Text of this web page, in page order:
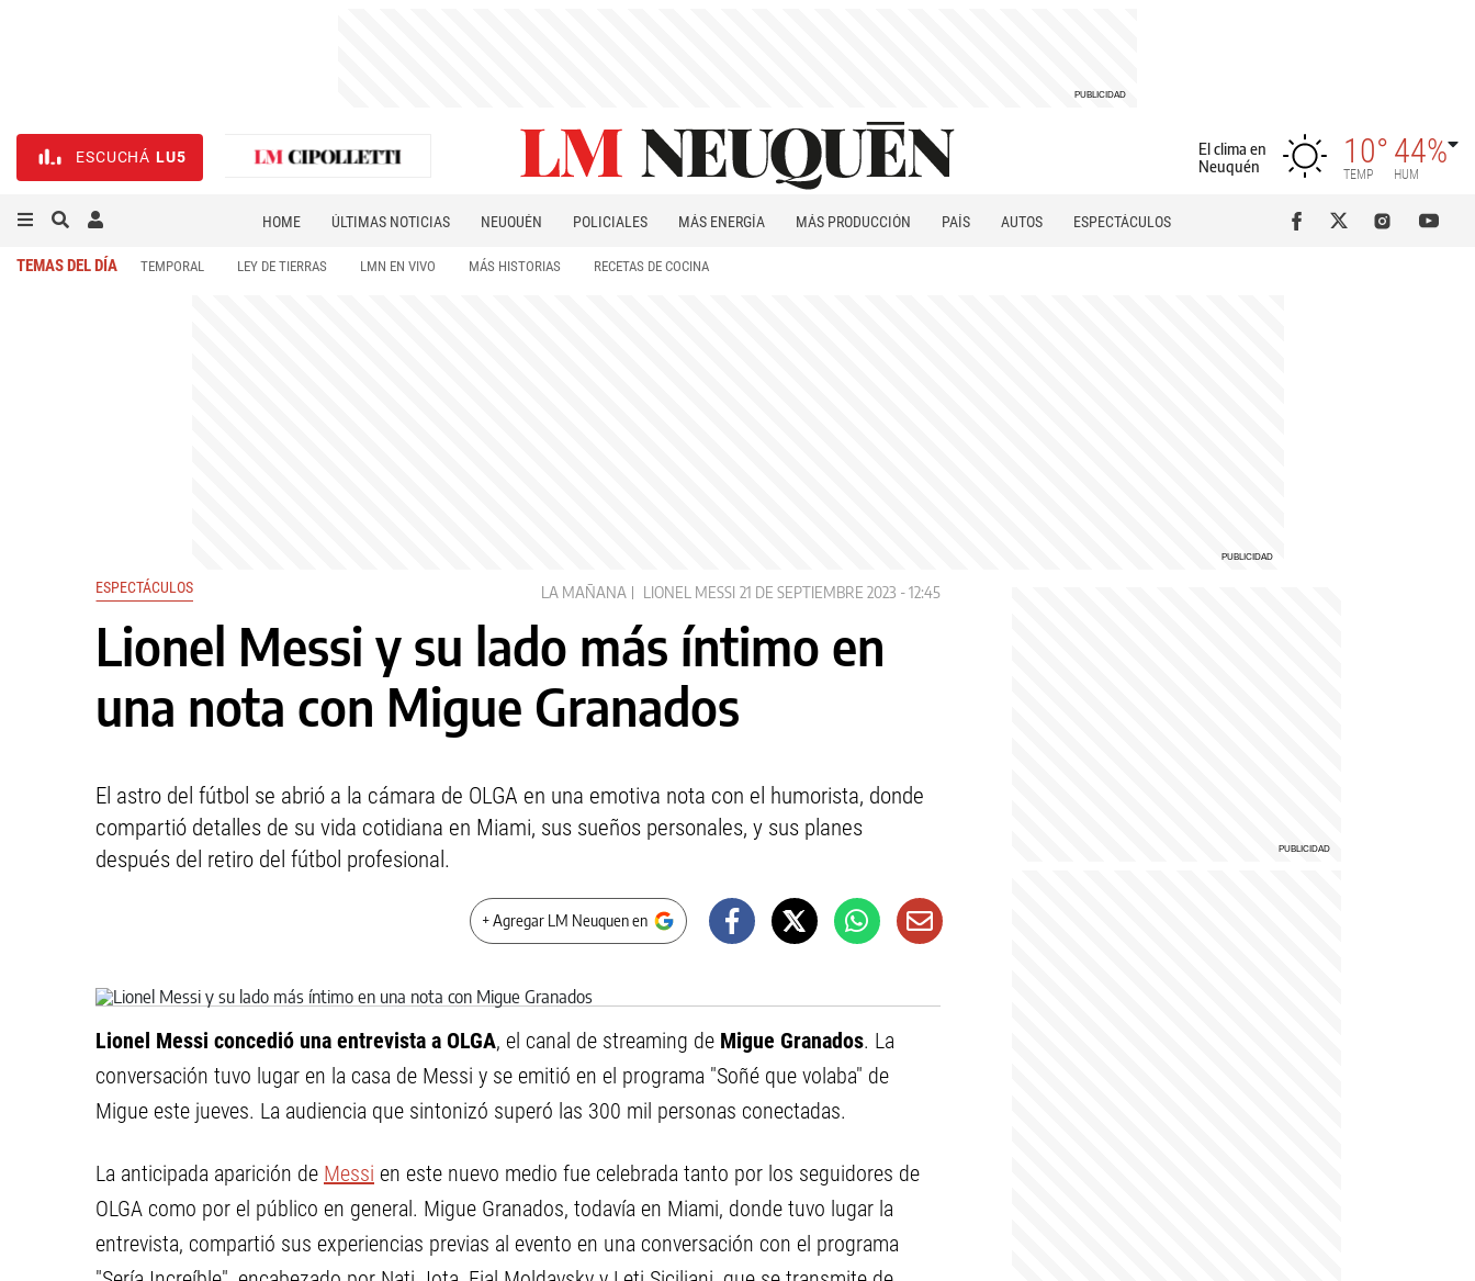
ESCUCHÁ LU5
El clima en
Neuquén
10°
TEMP
44%
HUM
HOME ÚLTIMAS NOTICIAS NEUQUÉN POLICIALES MÁS ENERGÍA MÁS PRODUCCIÓN PAÍS AUTOS
ESPECTÁCULOS
TEMAS DEL DÍA TEMPORAL LEY DE TIERRAS LMN EN VIVO MÁS HISTORIAS RECETAS DE COCINA
ESPECTÁCULOS LA MAÑANA LIONEL MESSI 21 DE SEPTIEMBRE 2023 - 12:45
Lionel Messi y su lado más íntimo en
una nota con Migue Granados
El astro del fútbol se abrió a la cámara de OLGA en una emotiva nota con el humorista, donde
compartió detalles de su vida cotidiana en Miami, sus sueños personales, y sus planes
después del retiro del fútbol profesional.
+ Agregar LM Neuquen en
Lionel Messi concedió una entrevista a OLGA, el canal de streaming de Migue Granados. La
conversación tuvo lugar en la casa de Messi y se emitió en el programa "Soñé que volaba" de
Migue este jueves. La audiencia que sintonizó superó las 300 mil personas conectadas.
La anticipada aparición de Messi en este nuevo medio fue celebrada tanto por los seguidores de
OLGA como por el público en general. Migue Granados, todavía en Miami, donde tuvo lugar la
entrevista, compartió sus experiencias previas al evento en una conversación con el programa